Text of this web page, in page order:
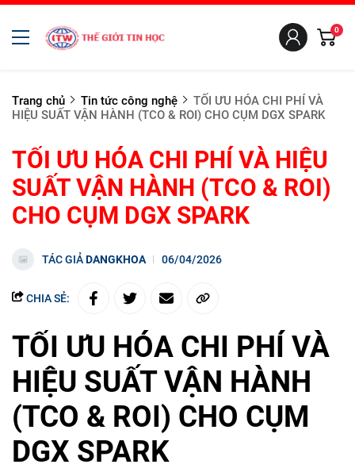
0
Trang chủ Tin tức công nghệ
TỐI ƯU HÓA CHI PHÍ VÀ
HIỆU SUẤT VẬN HÀNH (TCO & ROI) CHO CỤM DGX SPARK
TỐI ƯU HÓA CHI PHÍ VÀ HIỆU
SUẤT VẬN HÀNH (TCO & ROI)
CHO CỤM DGX SPARK
TÁC GIẢDANGKHOA 06/04/2026
CHIA SẺ:
TỐI ƯU HÓA CHI PHÍ VÀ
HIỆU SUẤT VẬN HÀNH
(TCO & ROI) CHO CỤM
DGX SPARK